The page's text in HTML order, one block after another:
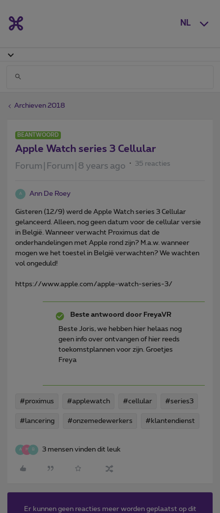
NL
Archieven 2018
BEANTWOORD
Apple Watch series 3 Cellular
Forum|Forum|8 years ago 35 reacties
A Ann De Roey
Gisteren (12/9) werd de Apple Watch series 3 Cellular
gelanceerd. Alleen, nog geen datum voor de cellular versie
in België. Wanneer verwacht Proximus dat de
onderhandelingen met Apple rond zijn? M.a.w. wanneer
mogen we het toestel in België verwachten? We wachten
vol ongeduld!
https://www.apple.com/apple-watch-series-3/
Beste antwoord door FreyaVR
Beste Joris, we hebben hier helaas nog
geen info over ontvangen of hier reeds
toekomstplannen voor zijn. Groetjes
Freya
#proximus #applewatch #cellular #series3
#lancering #onzemedewerkers #klantendienst
A M B 3 mensen vinden dit leuk
Er kunnen geen reacties meer worden geplaatst op dit